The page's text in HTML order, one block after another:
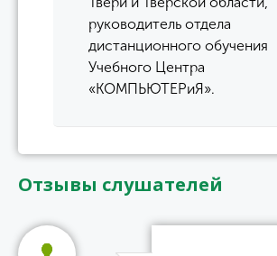
руководитель отдела
дистанционного обучения
Учебного Центра
«КОМПЬЮТЕРиЯ».
Отзывы слушателей